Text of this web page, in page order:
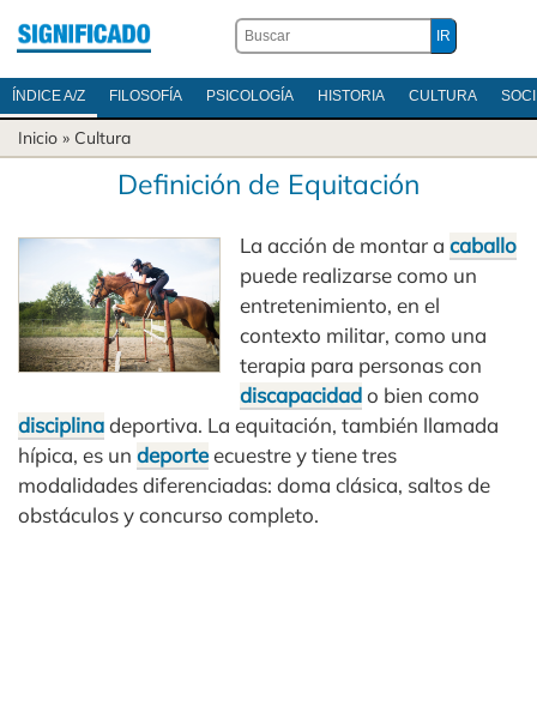
ÍNDICE A/Z FILOSOFÍA PSICOLOGÍA HISTORIA CULTURA
Inicio » Cultura
Definición de Equitación
La acción de montar acaballo
puede realizarse como un
entretenimiento, en el
contexto militar, como una
terapia para personas con
discapacidado bien como
disciplinadeportiva. La equitación, también llamada
hípica, es un deporteecuestre y tiene tres
modalidades diferenciadas: doma clásica, saltos de
obstáculos y concurso completo.